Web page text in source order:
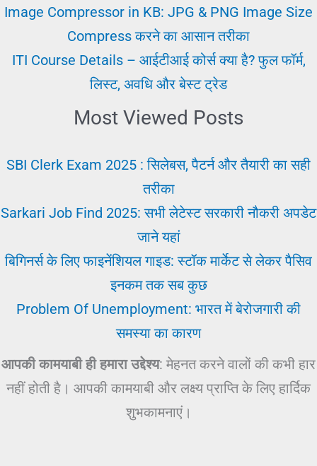
आज
नौकरी
Image Compressor in KB: JPG & PNG Image Size
Compress करने का आसान तरीका
ITI Course Details – आईटीआई कोर्स क्या है? फुल फॉर्म,
लिस्ट, अवधि और बेस्ट ट्रेड
Most Viewed Posts
SBI Clerk Exam 2025 : सिलेबस, पैटर्न और तैयारी का सही
तरीका
Sarkari Job Find 2025: सभी लेटेस्ट सरकारी नौकरी अपडेट
जाने यहां
बिगिनर्स के लिए फाइनेंशियल गाइड: स्टॉक मार्केट से लेकर पैसिव
इनकम तक सब कुछ
Problem Of Unemployment: भारत में बेरोजगारी की
समस्या का कारण
आपकी कामयाबी ही हमारा उद्देश्य: मेहनत करने वालों की कभी हार
नहीं होती है। आपकी कामयाबी और लक्ष्य प्राप्ति के लिए हार्दिक
शुभकामनाएं।